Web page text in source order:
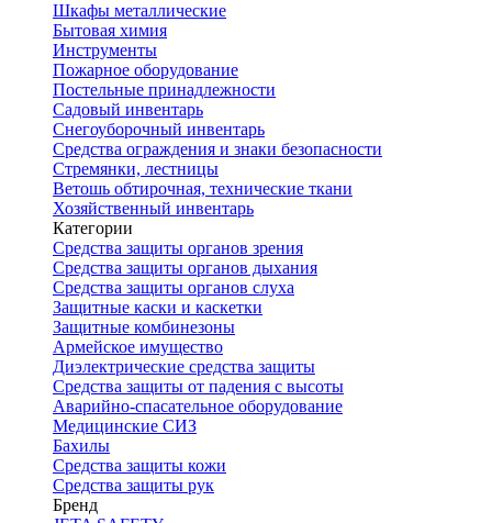
Шкафы металлические
Бытовая химия
Инструменты
Пожарное оборудование
Постельные принадлежности
Садовый инвентарь
Снегоуборочный инвентарь
Средства ограждения и знаки безопасности
Стремянки, лестницы
Ветошь обтирочная, технические ткани
Хозяйственный инвентарь
Категории
Средства защиты органов зрения
Средства защиты органов дыхания
Средства защиты органов слуха
Защитные каски и каскетки
Защитные комбинезоны
Армейское имущество
Диэлектрические средства защиты
Средства защиты от падения с высоты
Аварийно-спасательное оборудование
Медицинские СИЗ
Бахилы
Средства защиты кожи
Средства защиты рук
Бренд